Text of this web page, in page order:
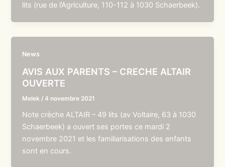
lits (rue de l’Agriculture, 110-112 à 1030 Schaerbeek).
News
AVIS AUX PARENTS – CRECHE ALTAIR
OUVERTE
Melek /4 novembre 2021
Note crèche ALTAIR – 49 lits (av Voltaire, 63 à 1030
Schaerbeek) a ouvert ses portes ce mardi 2
novembre 2021 et les familiarisations des enfants
sont en cours.